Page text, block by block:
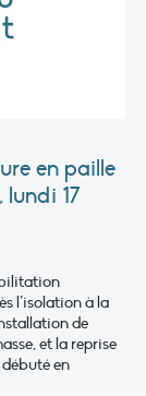
en paille
17
l’isolation à la
de
et la reprise
en